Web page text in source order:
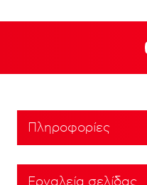
Πληροφορίες
Εργαλεία σελίδας